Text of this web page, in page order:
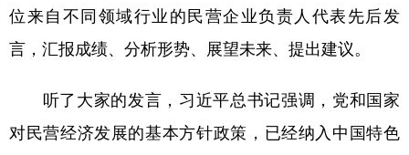
位来自不同领域行业的民营企业负责人代表先后发
言，汇报成绩、分析形势、展望未来、提出建议。
听了大家的发言，习近平总书记强调，党和国家
对民营经济发展的基本方针政策，已经纳入中国特色